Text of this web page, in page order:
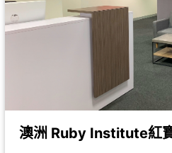
澳洲 Ruby Institute紅